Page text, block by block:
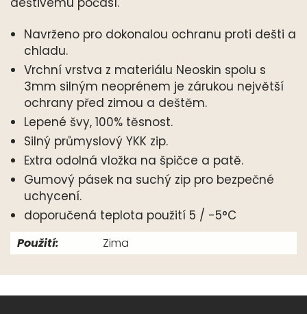
Navrženo pro dokonalou ochranu proti dešti a
chladu.
Vrchní vrstva z materiálu Neoskin spolu s
3mm silným neoprénem je zárukou největší
ochrany před zimou a deštěm.
Lepené švy, 100% těsnost.
Silný průmyslový YKK zip.
Extra odolná vložka na špičce a patě.
Gumový pásek na suchý zip pro bezpečné
uchycení.
doporučená teplota použití 5 / -5°C
Použití: Zima